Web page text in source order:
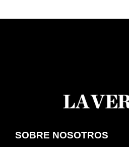
SOBRE NOSOTROS